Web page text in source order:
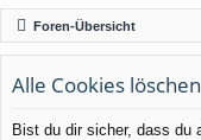
ne
llz
ug
rif
en
Foren-Übersicht
Alle Cookies löschen
Bist du dir sicher, dass du